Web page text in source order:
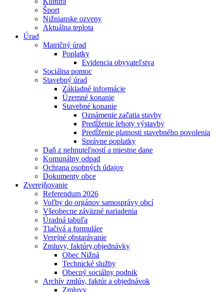
Šport
Nižnianske ozveny
Aktuálna teplota
Úrad
Matričný úrad
Poplatky
Evidencia obyvateľstva
Sociálna pomoc
Stavebný úrad
Základné informácie
Územné konanie
Stavebné konanie
Oznámenie začatia stavby
Predĺženie lehoty výstavby
Predĺženie platnosti stavebného povolenia
Správne poplatky
Daň z nehnuteľností a miestne dane
Komunálny odpad
Ochrana osobných údajov
Dokumenty obce
Zverejňovanie
Referendum 2026
Voľby do orgánov samosprávy obcí
Všeobecne záväzné nariadenia
Úradná tabuľa
Tlačivá a formuláre
Verejné obstarávanie
Zmluvy, faktúry,objednávky
Obec Nižná
Technické služby
Obecný sociálny podnik
Archív zmlúv, faktúr a objednávok
Zmluvy